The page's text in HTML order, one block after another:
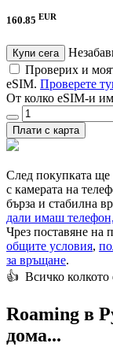
160.85 EUR
Купи сега
Проверих и
eSIM. Проверете
От колко eSIM-и
Плати с карта
След покупката ще
с камерата на
бърза и стабилна
дали имаш
Чрез поставяне на
общите условия,
за връщане.
👍️ Всичко колкото
Roaming в
дома...